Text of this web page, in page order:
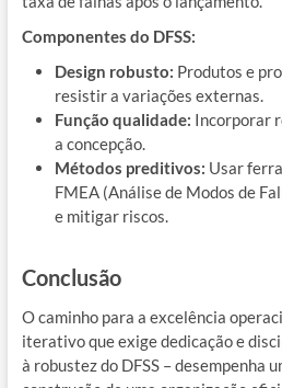
Componentes do DFSS:
Design robusto: Produtos e
resistir a variações externas.
Função qualidade: Incorporar
a concepção.
Métodos preditivos: Usar
FMEA (Análise de Modos de
e mitigar riscos.
Conclusão
O caminho para a excelência
iterativo que exige dedicação e
à robustez do DFSS – desempenha